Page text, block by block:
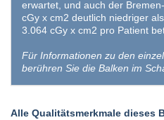
erwartet, und auch der
cGy x cm2 deutlich niedriger
3.064 cGy x cm2 pro Patient
Für Informationen zu den
berühren Sie die Balken im
Alle Qualitätsmerkmale dieses